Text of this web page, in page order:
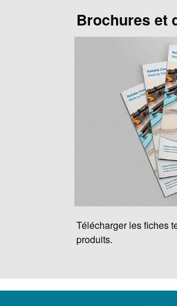
Brochures et
Télécharger les fiches
produits.